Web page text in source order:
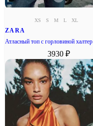
XS S M L XL
ZARA
Атласный топ с горловиной халтер
3930 ₽